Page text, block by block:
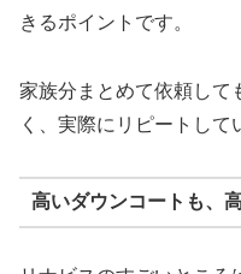
きるポイントです。
家族分まとめて依頼して
く、実際にリピートして
高いダウンコートも、